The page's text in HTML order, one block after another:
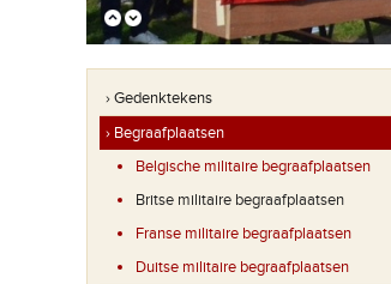
› Gedenktekens
› Begraafplaatsen
Belgische militaire begraafplaatsen
Britse militaire begraafplaatsen
Franse militaire begraafplaatsen
Duitse militaire begraafplaatsen